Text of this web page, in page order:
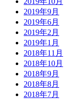
2019年9月
2019年6月
2019年2月
2019年1月
2018年11月
2018年10月
2018年9月
2018年8月
2018年7月